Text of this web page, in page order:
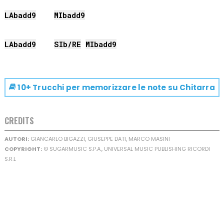
LAbadd9 MIbadd9
LAbadd9 SIb/RE MIbadd9
10+ Trucchi per memorizzare le note su Chitarra
CREDITS
AUTORI:GIANCARLO BIGAZZI, GIUSEPPE DATI, MARCO MASINI
COPYRIGHT:© SUGARMUSIC S.P.A., UNIVERSAL MUSIC PUBLISHING RICORDI
S.R.L